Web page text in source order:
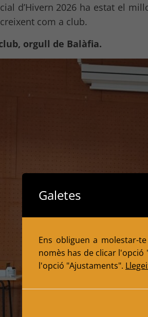
d’Hivern 2026 ha estat el
com a club.
orgull de Balàfia.
Galetes
Ens obliguen a molestar-
nomès has de clicar
l'opció "Ajustaments".